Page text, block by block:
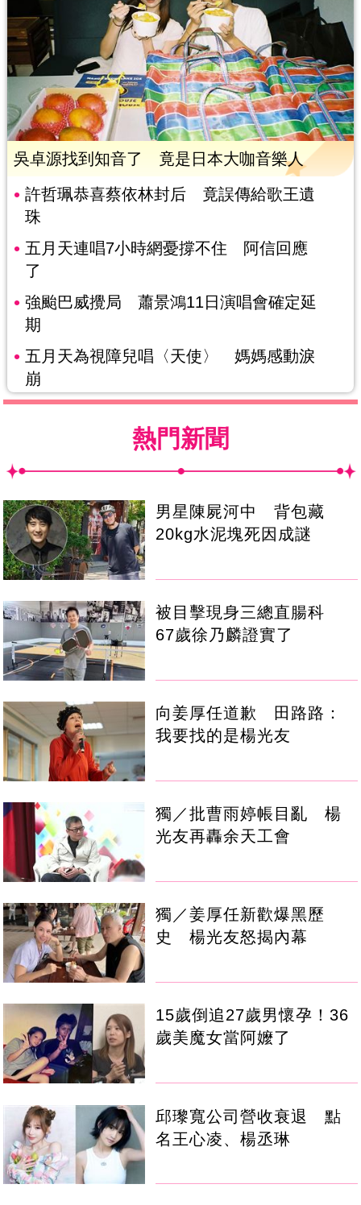
吳卓源找到知音了 竟是日本大咖音樂人
許哲珮恭喜蔡依林封后 竟誤傳給歌王遺
珠
五月天連唱7小時網憂撐不住 阿信回應
了
強颱巴威攪局 蕭景鴻11日演唱會確定延
期
五月天為視障兒唱〈天使〉 媽媽感動淚
崩
熱門新聞
男星陳屍河中 背包藏
20kg水泥塊死因成謎
被目擊現身三總直腸科
67歲徐乃麟證實了
向姜厚任道歉 田路路：
我要找的是楊光友
獨／批曹雨婷帳目亂 楊
光友再轟余天工會
獨／姜厚任新歡爆黑歷
史 楊光友怒揭內幕
15歲倒追27歲男懷孕！36
歲美魔女當阿嬤了
邱瓈寬公司營收衰退 點
名王心凌、楊丞琳